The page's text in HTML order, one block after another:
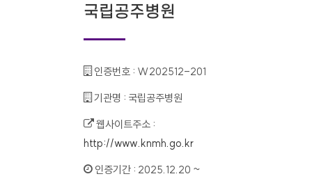
국립공주병원
인증번호 : W202512-201
기관명 : 국립공주병원
웹사이트주소 :
http://www.knmh.go.kr
인증기간 : 2025.12.20 ~